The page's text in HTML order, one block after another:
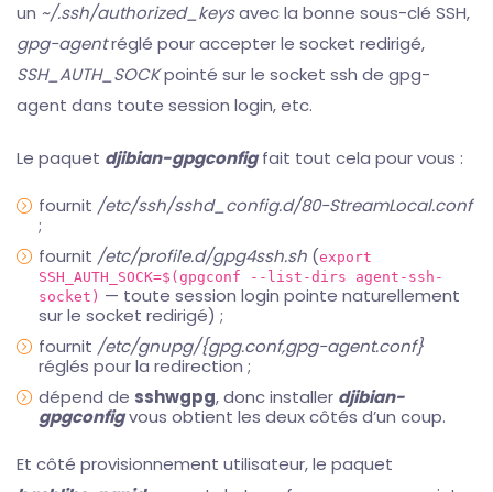
un ~/.ssh/authorized_keysavec la bonne sous-clé SSH,
gpg-agentréglé pour accepter le socket redirigé,
SSH_AUTH_SOCKpointé sur le socket ssh de gpg-
agent dans toute session login, etc.
Le paquet djibian-gpgconfigfait tout cela pour vous :
fournit /etc/ssh/sshd_config.d/80-StreamLocal.conf
;
fournit /etc/profile.d/gpg4ssh.sh (export
SSH_AUTH_SOCK=$(gpgconf --list-dirs agent-ssh-
socket) — toute session login pointe naturellement
sur le socket redirigé) ;
fournit /etc/gnupg/{gpg.conf,gpg-agent.conf}
réglés pour la redirection ;
dépend de sshwgpg, donc installer djibian-
gpgconfigvous obtient les deux côtés d’un coup.
Et côté provisionnement utilisateur, le paquet